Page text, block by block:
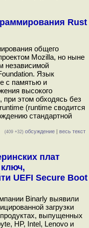
Rust
общего
Mozilla, но ныне
независимой
Язык
с памятью и
высокого
при этом обходясь без
(runtime сводится
стандартной
(409 +32) обсуждение | весь текст
плат
UEFI Secure Boot
Binarly выявили
загрузки
выпущенных
HP, Intel, Lenovo и